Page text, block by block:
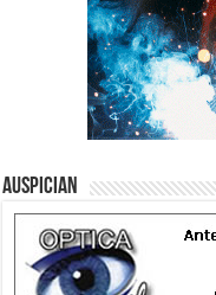
Auspician